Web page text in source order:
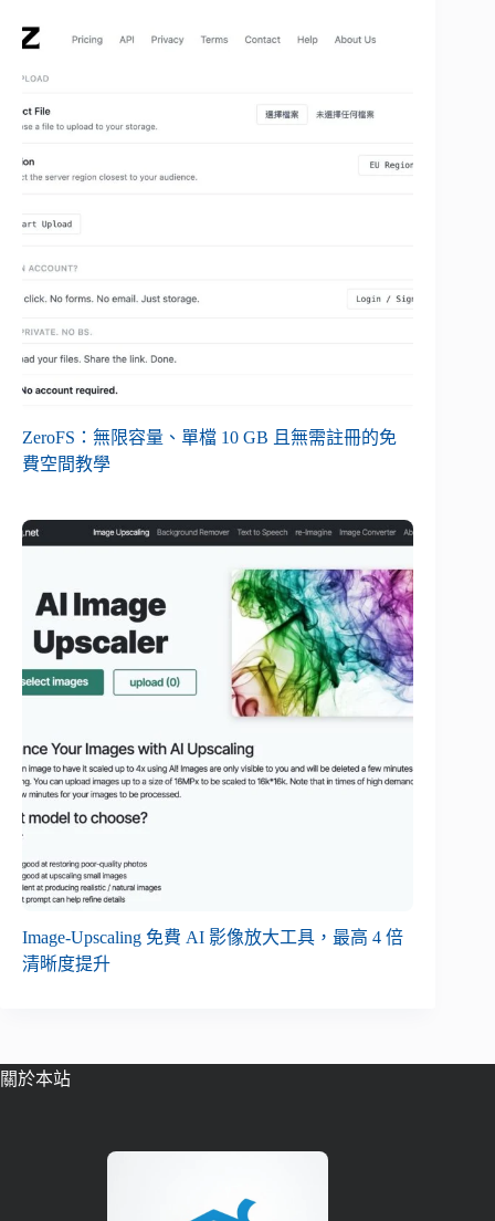
ZeroFS：無限容量、單檔 10 GB 且無需註冊的免
費空間教學
Image-Upscaling 免費 AI 影像放大工具，最高 4 倍
清晰度提升
關於本站